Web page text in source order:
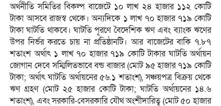
অর্থনীতি সমিতির বিকল্প বাজেটে ১০ লাখ ২৪ হাজার ১১২ কোটি
টাকা আসবে রাজস্ব থেকে। অন্যদিকে ১ লাখ ৭০ হাজার ৭১৯ কোটি
টাকা ঘাটতি থাকবে। ঘাটতি পূরণে বৈদেশিক ঋণ এবং ব্যাংক ঋণের
উপর নির্ভর করতে চায় না প্রতিষ্ঠানটি। আর বাজেটের বাকি ৭.৮৭
শতাংশ অর্থাৎ ১ লাখ ৭০ হাজার ৭১৯ কোটি টাকার ঘাটতি অর্থায়ন
জোগান দেবে সম্মিলিতভাবে বন্ড বাজার (মোট ৯৫ হাজার ৭১৯ কোটি
টাকা; অর্থাৎ ঘাটতি অর্থায়নের ৫৬.১ শতাংশ), সঞ্চয়পত্র বিক্রয় থেকে
ঋণ গ্রহণ (মোট ২৫ হাজার কোটি টাকা; ঘাটতি অর্থায়নের ১৪.৬
শতাংশ), এবং সরকারি-বেসরকারি যৌথ অংশীদারিত্ব (মোট ৫০ হাজার